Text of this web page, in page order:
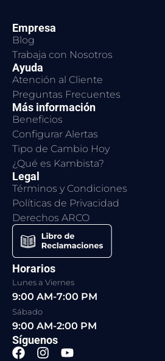
Empresa
Blog
Trabaja con Nosotros
Ayuda
Atención al Cliente
Preguntas Frecuentes
Más información
Beneficios
Configurar Alertas
Tipo de Cambio Hoy
¿Qué es Kambista?
Legal
Términos y Condiciones
Políticas de Privacidad
Derechos ARCO
Horarios
Lunes a Viernes
9:00 AM-7:00 PM
Sábado
9:00 AM-2:00 PM
Síguenos
F
I
Y